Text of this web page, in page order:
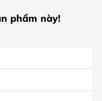
phẩm này!